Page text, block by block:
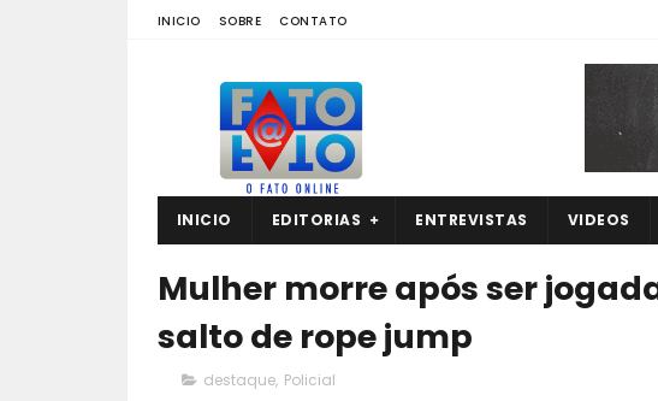
INICIO SOBRE CONTATO
INICIO EDITORIAS ENTREVISTAS VIDEOS
Mulher morre após ser
salto de rope jump
destaque, Policial